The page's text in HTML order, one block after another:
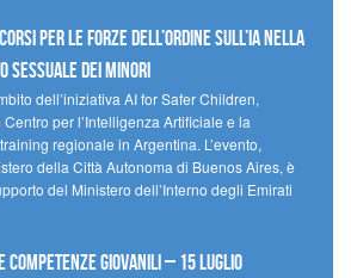
corsi per le forze dell’ordine sull’IA nella
dei minori
dell’iniziativa AI for Safer Children,
per l’Intelligenza Artificiale e la
regionale in Argentina. L’evento,
della Città Autonoma di Buenos Aires, è
del Ministero dell’Interno degli Emirati
Giovanili – 15 luglio